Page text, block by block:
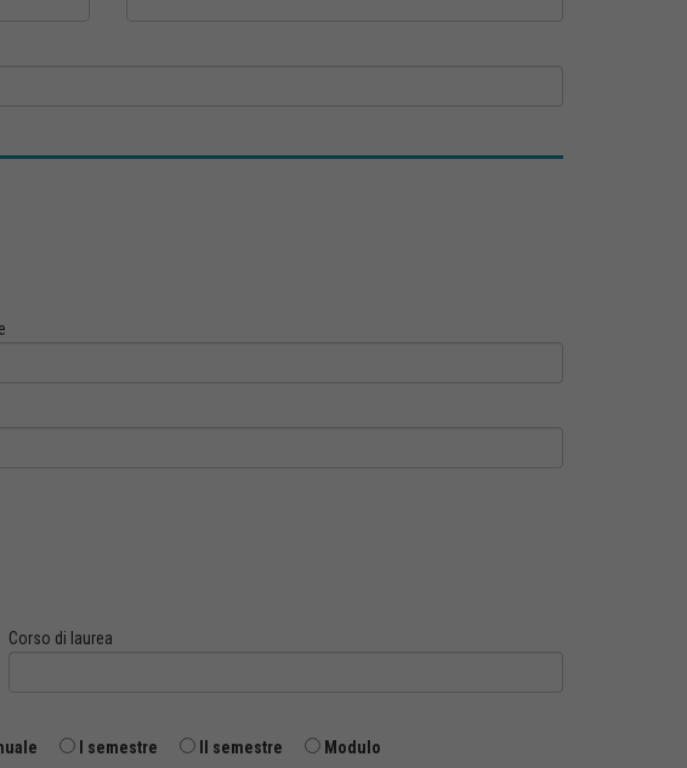
Corso di laurea
I semestre II semestre Modulo